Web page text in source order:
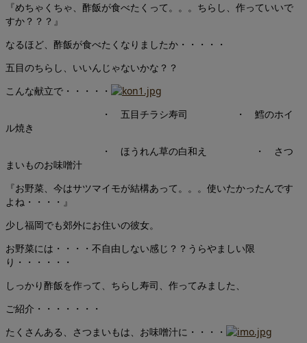
『めちゃくちゃ、酢飯が食べたくって。。。ちらし、作っていいで
すか？？？』
なるほど、酢飯が食べたくなりましたか・・・・・
五目のちらし、いいんじゃないかな？？
こんな献立で・・・・・
・ 五目チラシ寿司 ・ 鱈のホイ
ル焼き
・ ほうれん草の白和え ・ さつ
まいものお味噌汁
『お野菜、今はサツマイモが結構あって。。。使いたかったんです
よね・・・・』
少し福岡でも郊外にお住いの彼女。
お野菜には・・・・不自由しない感じ？？うらやましい限
り・・・・・・
しっかり酢飯を作って、ちらし寿司、作ってみました、
ご紹介・・・・・・・
たくさんある、さつまいもは、お味噌汁に・・・・